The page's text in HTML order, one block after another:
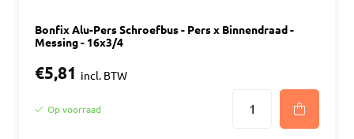
Bonfix Alu-Pers Schroefbus - Pers x Binnendraad -
Messing - 16x3/4
€5,81 incl. BTW
Op voorraad